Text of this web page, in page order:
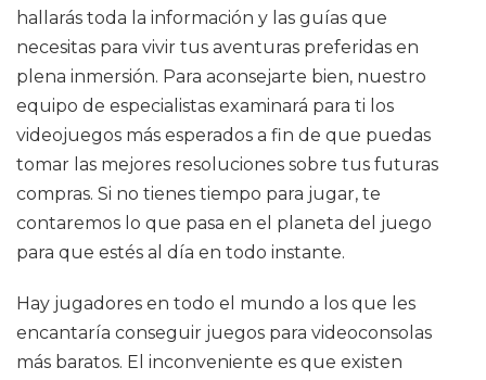
hallarás toda la información y las guías que
necesitas para vivir tus aventuras preferidas en
plena inmersión. Para aconsejarte bien, nuestro
equipo de especialistas examinará para ti los
videojuegos más esperados a fin de que puedas
tomar las mejores resoluciones sobre tus futuras
compras. Si no tienes tiempo para jugar, te
contaremos lo que pasa en el planeta del juego
para que estés al día en todo instante.
Hay jugadores en todo el mundo a los que les
encantaría conseguir juegos para videoconsolas
más baratos. El inconveniente es que existen